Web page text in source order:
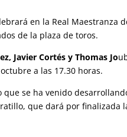
en la Real Maestranza
de la plaza de toros.
Javier Cortés y Thomas Jo
a las 17.30 horas.
se ha venido
que dará por finalizada